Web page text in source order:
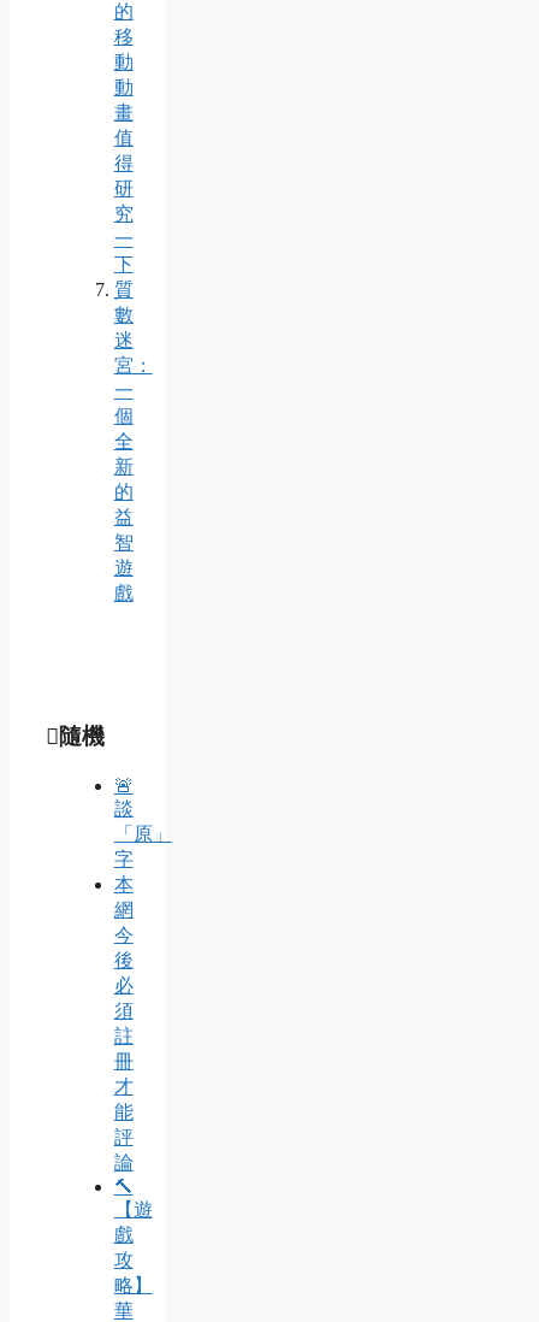
的
移
動
動
畫
值
得
研
究
一
下
質
數
迷
宮：
一
個
全
新
的
益
智
遊
戲
隨機
🚨
談
「原」
字
本
網
今
後
必
須
註
冊
才
能
評
論
🔨
【遊
戲
攻
略】
華